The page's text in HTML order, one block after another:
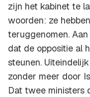
zijn het kabinet te
woorden: ze
teruggenomen.
dat de oppositie al
steunen.
zonder meer door
Dat twee ministers